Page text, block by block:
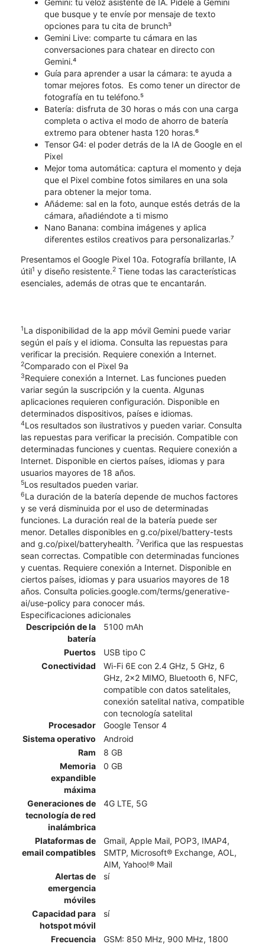
Gemini: tu veloz asistente de IA. Pídele a Gemini
que busque y te envíe por mensaje de texto
opciones para tu cita de brunch³
Gemini Live: comparte tu cámara en las
conversaciones para chatear en directo con
Gemini.⁴
Guía para aprender a usar la cámara: te ayuda a
tomar mejores fotos. Es como tener un director de
fotografía en tu teléfono.⁵
Batería: disfruta de 30 horas o más con una carga
completa o activa el modo de ahorro de batería
extremo para obtener hasta 120 horas.⁶
Tensor G4: el poder detrás de la IA de Google en el
Pixel
​​​​​​​Mejor toma automática: captura el momento y deja
que el Pixel combine fotos similares en una sola
para obtener la mejor toma.
Añádeme: sal en la foto, aunque estés detrás de la
cámara, añadiéndote a ti mismo
Nano Banana: combina imágenes y aplica
diferentes estilos creativos para personalizarlas.⁷
Presentamos el Google Pixel 10a. Fotografía brillante, IA
útil1 y diseño resistente.2 Tiene todas las características
esenciales, además de otras que te encantarán.
1La disponibilidad de la app móvil Gemini puede variar
según el país y el idioma. Consulta las repuestas para
verificar la precisión. Requiere conexión a Internet.
2Comparado con el Pixel 9a
3Requiere conexión a Internet. Las funciones pueden
variar según la suscripción y la cuenta. Algunas
aplicaciones requieren configuración. Disponible en
determinados dispositivos, países e idiomas.
4Los resultados son ilustrativos y pueden variar. Consulta
las repuestas para verificar la precisión. Compatible con
determinadas funciones y cuentas. Requiere conexión a
Internet. Disponible en ciertos países, idiomas y para
usuarios mayores de 18 años.
5Los resultados pueden variar.
6La duración de la batería depende de muchos factores
y se verá disminuida por el uso de determinadas
funciones. La duración real de la batería puede ser
menor. Detalles disponibles en g.co/pixel/battery-tests
and g.co/pixel/batteryhealth. 7Verifica que las respuestas
sean correctas. Compatible con determinadas funciones
y cuentas. Requiere conexión a Internet. Disponible en
ciertos países, idiomas y para usuarios mayores de 18
años. Consulta policies.google.com/terms/generative-
ai/use-policy para conocer más.
Especificaciones adicionales
Descripción de la
batería
5100 mAh
Puertos
USB tipo C
Conectividad
Wi-Fi 6E con 2.4 GHz, 5 GHz, 6
GHz, 2x2 MIMO, Bluetooth 6, NFC,
compatible con datos satelitales,
conexión satelital nativa, compatible
con tecnología satelital
Procesador
Google Tensor 4
Sistema operativo
Android
Ram
8 GB
Memoria
expandible
máxima
0 GB
Generaciones de
tecnología de red
inalámbrica
4G LTE, 5G
Plataformas de
email compatibles
Gmail, Apple Mail, POP3, IMAP4,
SMTP, Microsoft® Exchange, AOL,
AIM, Yahoo!® Mail
Alertas de
emergencia
móviles
sí
Capacidad para
hotspot móvil
sí
Frecuencia GSM: 850 MHz, 900 MHz, 1800